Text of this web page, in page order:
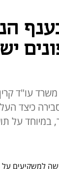
משרד עו"ד
כיצד
על